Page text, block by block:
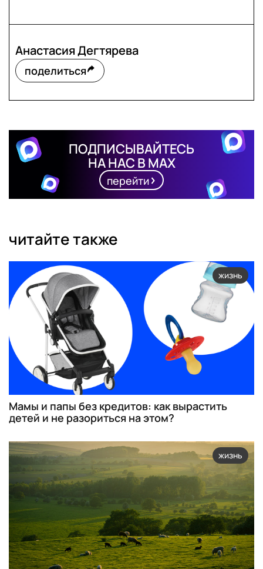
Анастасия Дегтярева
поделиться
ПОДПИСЫВАЙТЕСЬ
НА НАС В MAX
перейти
читайте также
жизнь
Мамы и папы без кредитов: как вырастить
детей и не разориться на этом?
жизнь